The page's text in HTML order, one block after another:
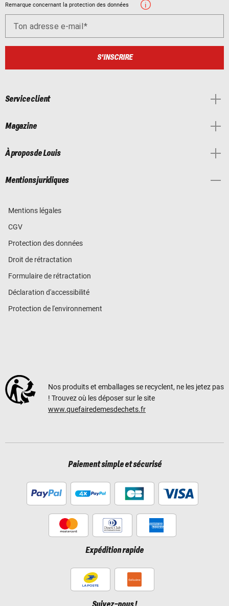
Remarque concernant la protection des données
Ton adresse e-mail
S'INSCRIRE
Service client
Magazine
À propos de Louis
Mentions juridiques
Mentions légales
CGV
Protection des données
Droit de rétractation
Formulaire de rétractation
Déclaration d'accessibilité
Protection de l'environnement
Nos produits et emballages se recyclent, ne les jetez pas
! Trouvez où les déposer sur le site
www.quefairedemesdechets.fr
Paiement simple et sécurisé
Expédition rapide